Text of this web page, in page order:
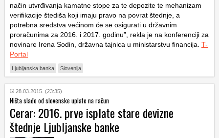
način utvrđivanja kamatne stope za te depozite te mehanizam
verifikacije štediša koji imaju pravo na povrat štednje, a
potrebna sredstva većinom će se osigurati u državnim
proračunima za 2016. i 2017. godinu”, rekla je na konferenciji za
novinare Irena Sodin, državna tajnica u ministarstvu financija. T-
Portal
Ljubljanska banka Slovenija
28.03.2015. (23:35)
Ništa slađe od slovenske uplate na račun
Cerar: 2016. prve isplate stare devizne
štednje Ljubljanske banke